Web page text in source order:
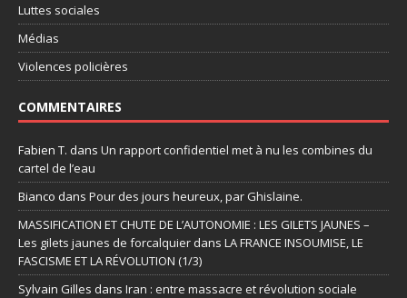
Luttes sociales
Médias
Violences policières
COMMENTAIRES
Fabien T. dans Un rapport confidentiel met à nu les combines du
cartel de l’eau
Bianco dans Pour des jours heureux, par Ghislaine.
MASSIFICATION ET CHUTE DE L’AUTONOMIE : LES GILETS JAUNES –
Les gilets jaunes de forcalquier dans LA FRANCE INSOUMISE, LE
FASCISME ET LA RÉVOLUTION (1/3)
Sylvain Gilles dans Iran : entre massacre et révolution sociale